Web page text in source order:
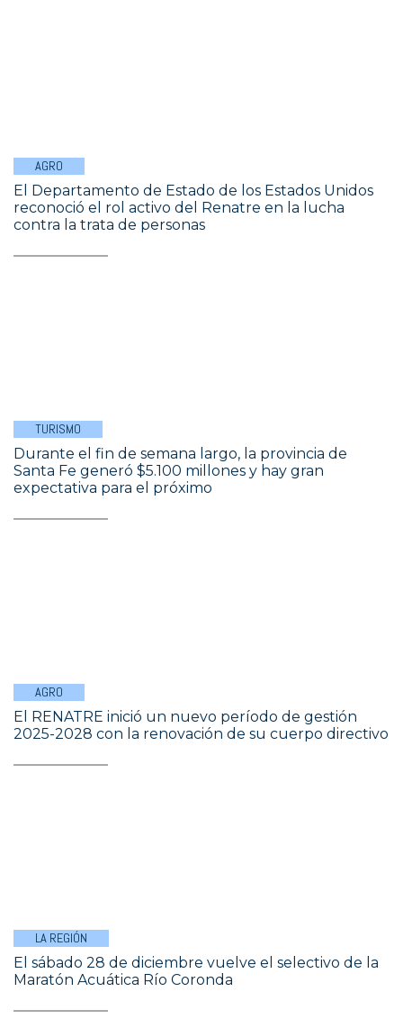
AGRO
El Departamento de Estado de los Estados Unidos
reconoció el rol activo del Renatre en la lucha
contra la trata de personas
TURISMO
Durante el fin de semana largo, la provincia de
Santa Fe generó $5.100 millones y hay gran
expectativa para el próximo
AGRO
El RENATRE inició un nuevo período de gestión
2025-2028 con la renovación de su cuerpo directivo
LA REGIÓN
El sábado 28 de diciembre vuelve el selectivo de la
Maratón Acuática Río Coronda